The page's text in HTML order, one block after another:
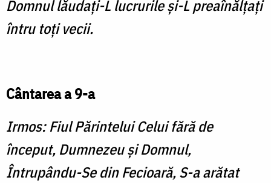
Domnul lăudaţi-L lucrurile şi-L preaînălţaţi
întru toţi vecii.
Cântarea a 9-a
Irmos: Fiul Părintelui Celui fără de
început, Dumnezeu şi Domnul,
Întrupându-Se din Fecioară, S-a arătat